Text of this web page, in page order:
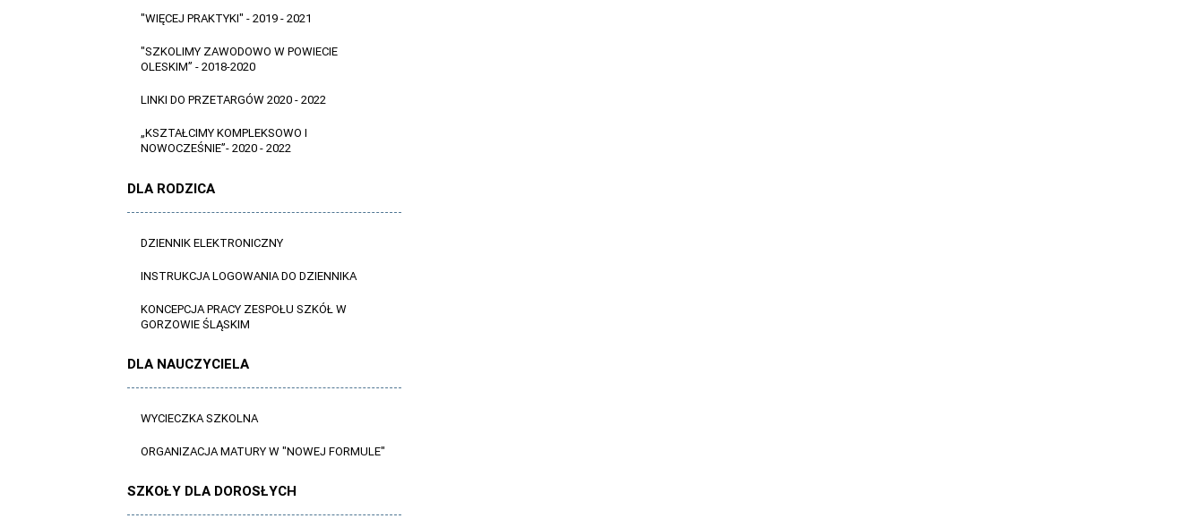
"WIĘCEJ PRAKTYKI" - 2019 - 2021
"SZKOLIMY ZAWODOWO W POWIECIE
OLESKIM” - 2018-2020
LINKI DO PRZETARGÓW 2020 - 2022
„KSZTAŁCIMY KOMPLEKSOWO I
NOWOCZEŚNIE”- 2020 - 2022
DLA RODZICA
DZIENNIK ELEKTRONICZNY
INSTRUKCJA LOGOWANIA DO DZIENNIKA
KONCEPCJA PRACY ZESPOŁU SZKÓŁ W
GORZOWIE ŚLĄSKIM
DLA NAUCZYCIELA
WYCIECZKA SZKOLNA
ORGANIZACJA MATURY W "NOWEJ FORMULE"
SZKOŁY DLA DOROSŁYCH